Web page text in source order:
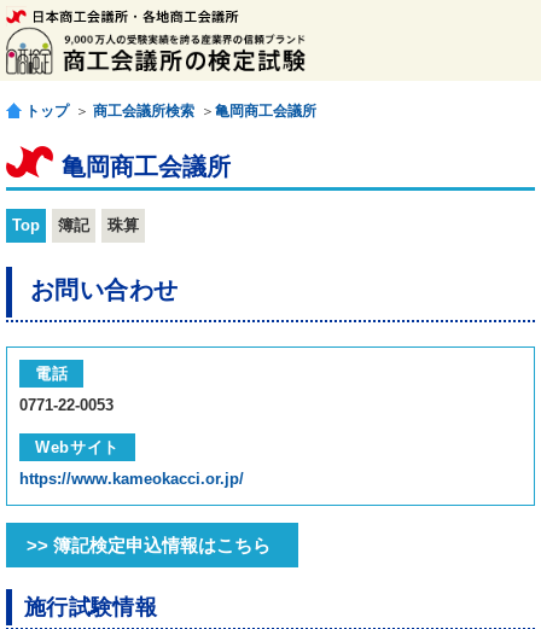
トップ ＞ 商工会議所検索 ＞ 亀岡商工会議所
亀岡商工会議所
Top 簿記 珠算
お問い合わせ
電話
0771-22-0053
Webサイト
https://www.kameokacci.or.jp/
>> 簿記検定申込情報はこちら
施行試験情報